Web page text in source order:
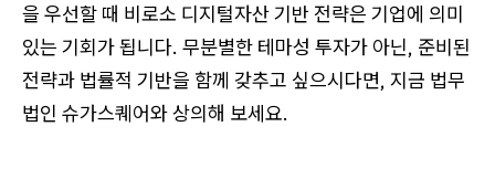
을 우선할 때 비로소 디지털자산 기반 전략은 기업에 의미
있는 기회가 됩니다. 무분별한 테마성 투자가 아닌, 준비된
전략과 법률적 기반을 함께 갖추고 싶으시다면, 지금 법무
법인 슈가스퀘어와 상의해 보세요.